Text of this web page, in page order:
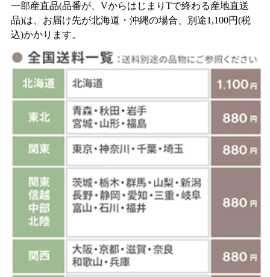
一部産直品(品番が、VからはじまりTで終わる産地直送
品)は、お届け先が北海道・沖縄の場合、別途1,100円(税
込)かかります。